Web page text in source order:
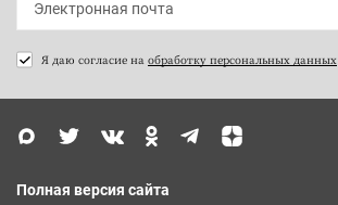
Я даю согласие на обработку персональных данных
Полная версия сайта